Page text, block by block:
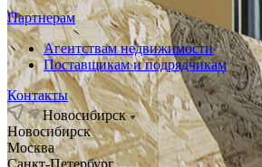
Партнерам
Агентствам недвижимости
Поставщикам и подрядчикам
Контакты
Новосибирск
Новосибирск
Москва
Санкт-Петербург